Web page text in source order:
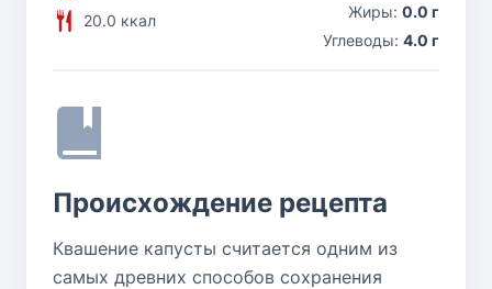
20.0 ккал
Жиры: 0.0 г
Углеводы: 4.0 г
Происхождение рецепта
Квашение капусты считается одним из
самых древних способов сохранения